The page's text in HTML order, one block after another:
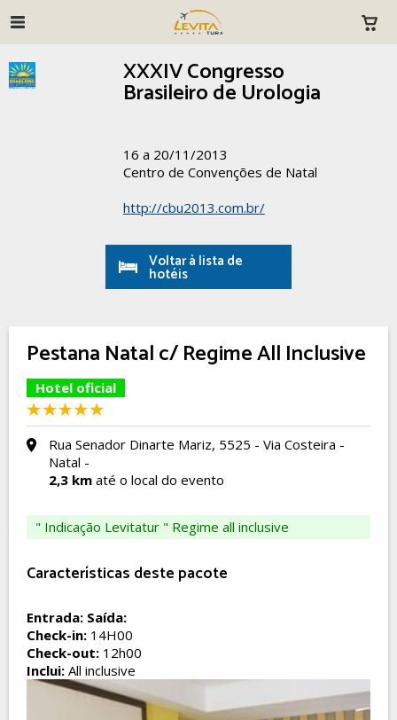
XXXIV Congresso
Brasileiro de Urologia
16 a 20/11/2013
Centro de Convenções de Natal
http://cbu2013.com.br/
Voltar à lista de
hotéis
Pestana Natal c/ Regime All Inclusive
Hotel oficial
Rua Senador Dinarte Mariz, 5525 - Via Costeira -
Natal -
2,3 km até o local do evento
" Indicação Levitatur " Regime all inclusive
Características deste pacote
Entrada: Saída:
Check-in: 14H00
Check-out: 12h00
Inclui: All inclusive